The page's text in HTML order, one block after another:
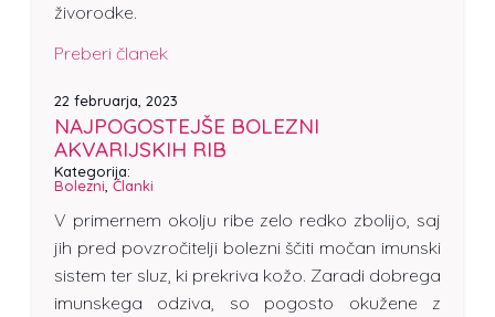
živorodke.
Preberi članek
22 februarja, 2023
NAJPOGOSTEJŠE BOLEZNI
AKVARIJSKIH RIB
Kategorija:
Bolezni Članki
V primernem okolju ribe zelo redko zbolijo, saj
jih pred povzročitelji bolezni ščiti močan imunski
sistem ter sluz, ki prekriva kožo. Zaradi dobrega
imunskega odziva, so pogosto okužene z